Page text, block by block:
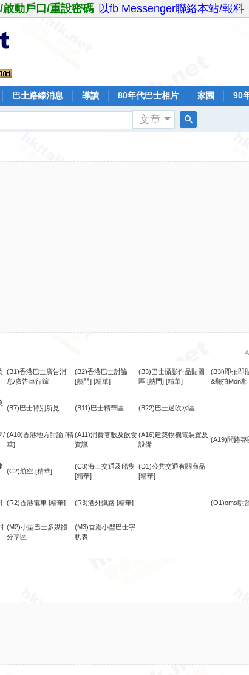
動戶口/重設密碼 以fb Messenger聯絡本站/報料
巴士路線消息 導讀 80年代巴士相片 家園 90
文章
(B1)香港巴士廣告消
息/廣告車行踪
(B2)香港巴士討論
[熱門] [精華]
(B3)巴士攝影作品貼圖
區 [熱門] [精華]
(B3i)即拍即
&翻拍Mon相
(B7)巴士特別所見 (B11)巴士精華區 (B22)巴士迷吹水區
/ (A10)香港地方討論 [精
華]
(A11)消費著數及飲食
資訊
(A16)建築物機電裝置及
設備
(A19)問路專
(C2)航空 [精華]
(C3)海上交通及船隻
[精華]
(D1)公共交通有關商品
[精華]
(R2)香港電車 [精華] (R3)港外鐵路 [精華] (O1)omsi討
(M2)小型巴士多媒體
分享區
(M3)香港小型巴士字
軌表